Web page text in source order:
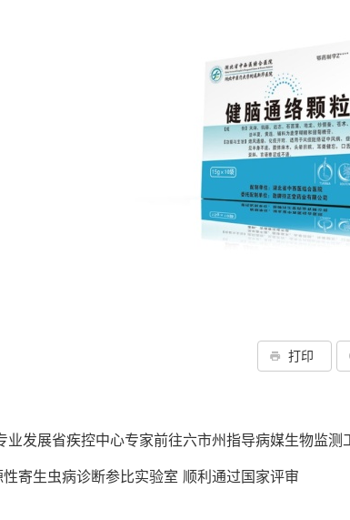
打印
业发展省疾控中心专家前往六市州指导病媒生物监测
寄生虫病诊断参比实验室 顺利通过国家评审